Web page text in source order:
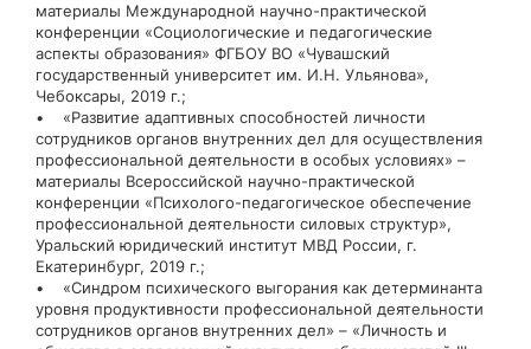
материалы Международной научно-практической
конференции «Социологические и педагогические
аспекты образования» ФГБОУ ВО «Чувашский
государственный университет им. И.Н. Ульянова»,
Чебоксары, 2019 г.;
• «Развитие адаптивных способностей личности
сотрудников органов внутренних дел для осуществления
профессиональной деятельности в особых условиях» –
материалы Всероссийской научно-практической
конференции «Психолого-педагогическое обеспечение
профессиональной деятельности силовых структур»,
Уральский юридический институт МВД России, г.
Екатеринбург, 2019 г.;
• «Синдром психического выгорания как детерминанта
уровня продуктивности профессиональной деятельности
сотрудников органов внутренних дел» – «Личность и